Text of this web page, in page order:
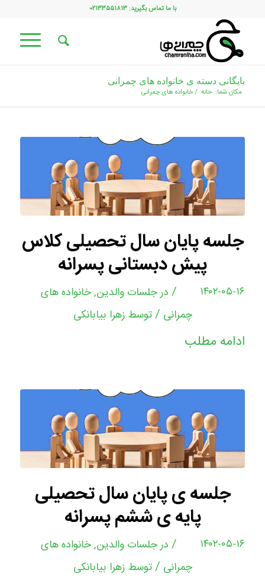
با ما تماس بگیرید: ۰۲۱۳۳۵۵۱۸۱۳
بایگانی دسته ی خانواده های چمرانی
مکان شما: خانه /خانواده های چمرانی
جلسه پایان سال تحصیلی کلاس
پیش دبستانی پسرانه
۱۴۰۲-۰۵-۱۶ / درجلسات والدین,خانواده های
چمرانی /توسط زهرا بیابانکی
ادامه مطلب
جلسه ی پایان سال تحصیلی
پایه ی ششم پسرانه
۱۴۰۲-۰۵-۱۶ / درجلسات والدین,خانواده های
چمرانی /توسط زهرا بیابانکی